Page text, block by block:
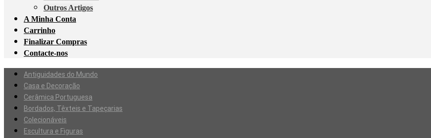
Outros Artigos
A Minha Conta
Carrinho
Finalizar Compras
Contacte-nos
Antiguidades do Mundo
Casa e Decoração
Cerâmica Portuguesa
Bordados, Têxteis e Tapeçarias
Colecionáveis
Escultura e Figuras